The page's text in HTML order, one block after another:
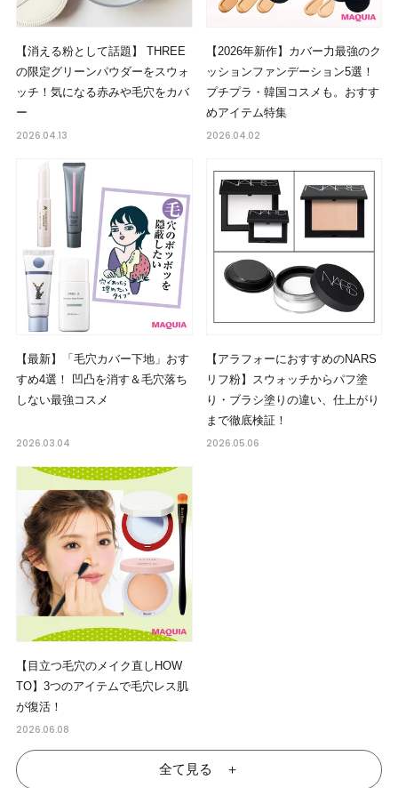
【消える粉として話題】 THREE
の限定グリーンパウダーをスウォ
ッチ！気になる赤みや毛穴をカバ
ー
2026.04.13
【2026年新作】カバー力最強のク
ッションファンデーション5選！
プチプラ・韓国コスメも。おすす
めアイテム特集
2026.04.02
【最新】「毛穴カバー下地」おす
すめ4選！ 凹凸を消す＆毛穴落ち
しない最強コスメ
2026.03.04
【アラフォーにおすすめのNARS
リフ粉】スウォッチからパフ塗
り・ブラシ塗りの違い、仕上がり
まで徹底検証！
2026.05.06
【目立つ毛穴のメイク直しHOW
TO】3つのアイテムで毛穴レス肌
が復活！
2026.06.08
全て見る ＋